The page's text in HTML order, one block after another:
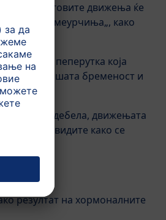
неговите движења ќе
како „меурчиња„, како
или пак пеперутка која
од Вашата бременост и
малку подебела, движењата
да видите како се
резултат на хормоналните